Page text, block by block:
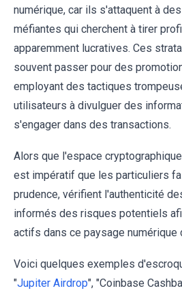
numérique, car ils s'attaquent à
méfiantes qui cherchent à tirer
apparemment lucratives. Ces
souvent passer pour des
employant des tactiques
utilisateurs à divulguer des
s'engager dans des transactions.
Alors que l'espace
est impératif que les particuliers
prudence, vérifient l'authenticité
informés des risques potentiels
actifs dans ce paysage numérique
Voici quelques exemples
"Jupiter Airdrop", "Coinbase